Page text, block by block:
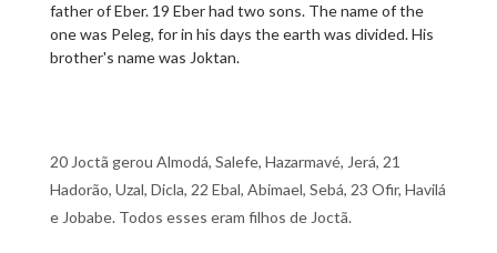
father of Eber. 19 Eber had two sons. The name of the
one was Peleg, for in his days the earth was divided. His
brother's name was Joktan.
20 Joctã gerou Almodá, Salefe, Hazarmavé, Jerá, 21
Hadorão, Uzal, Dicla, 22 Ebal, Abimael, Sebá, 23 Ofir, Havilá
e Jobabe. Todos esses eram filhos de Joctã.